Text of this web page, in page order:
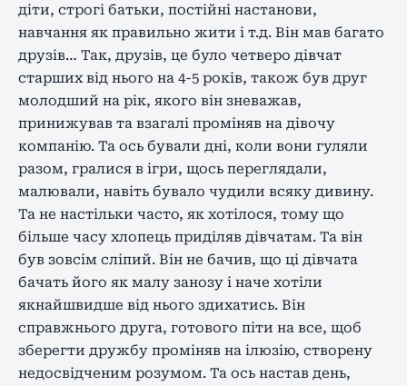
діти, строгі батьки, постійні настанови,
навчання як правильно жити і т.д. Він мав багато
друзів… Так, друзів, це було четверо дівчат
старших від нього на 4-5 років, також був друг
молодший на рік, якого він зневажав,
принижував та взагалі проміняв на дівочу
компанію. Та ось бували дні, коли вони гуляли
разом, гралися в ігри, щось переглядали,
малювали, навіть бувало чудили всяку дивину.
Та не настільки часто, як хотілося, тому що
більше часу хлопець приділяв дівчатам. Та він
був зовсім сліпий. Він не бачив, що ці дівчата
бачать його як малу занозу і наче хотіли
якнайшвидше від нього здихатись. Він
справжнього друга, готового піти на все, щоб
зберегти дружбу проміняв на ілюзію, створену
недосвідченим розумом. Та ось настав день,